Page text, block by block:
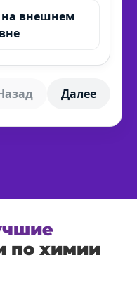
на внешнем
Далее
по химии